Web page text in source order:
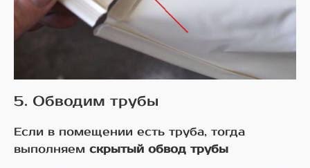
5. Обводим трубы
Если в помещении есть труба, тогда
выполняем скрытый обвод трубы